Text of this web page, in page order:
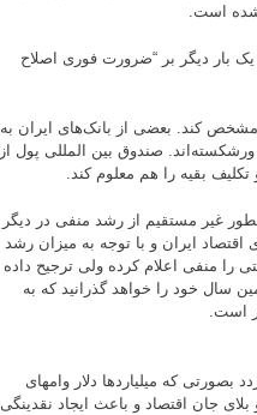
شده است.
بار دیگر بر “ضرورت فوری اصلاح
مشخص کند. بعضی از بانک‌های ایران به
صندوق بین المللی پول از
بقیه را هم معلوم کند.
غیر مستقیم از رشد منفی در دیگر
با پیش بینی رشد تنها ۴٫۵ درصدی برای اقتصاد ایران و با توجه به میزان رشد
را منفی اعلام کرده ولی ترجیح داده
سال خود را خواهد گذرانید که به
است.
که میلیاردها دلار وامهای
جان اقتصاد و باعث ایجاد نقدینگی